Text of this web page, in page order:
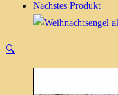
Nächstes Produkt
🔍